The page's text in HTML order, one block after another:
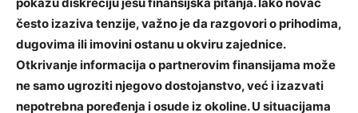
često izaziva tenzije, važno je da razgovori o prihodima,
dugovima ili imovini ostanu u okviru zajednice.
Otkrivanje informacija o partnerovim finansijama može
ne samo ugroziti njegovo dostojanstvo, već i izazvati
nepotrebna poređenja i osude iz okoline. U situacijama